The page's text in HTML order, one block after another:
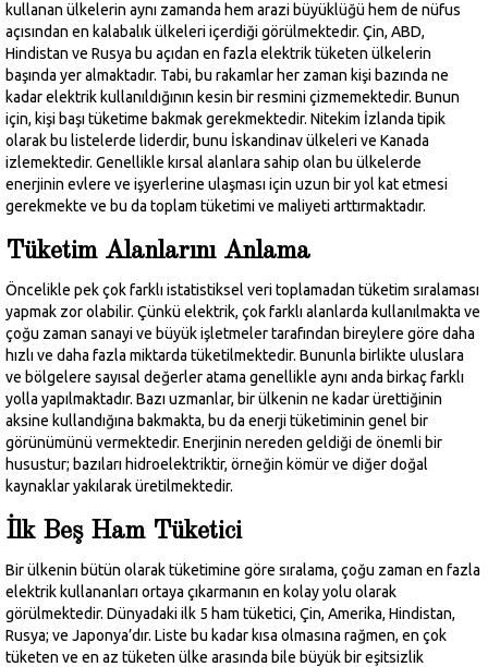
kullanan ülkelerin aynı zamanda hem arazi büyüklüğü hem de nüfus
açısından en kalabalık ülkeleri içerdiği görülmektedir. Çin, ABD,
Hindistan ve Rusya bu açıdan en fazla elektrik tüketen ülkelerin
başında yer almaktadır. Tabi, bu rakamlar her zaman kişi bazında ne
kadar elektrik kullanıldığının kesin bir resmini çizmemektedir. Bunun
için, kişi başı tüketime bakmak gerekmektedir. Nitekim İzlanda tipik
olarak bu listelerde liderdir, bunu İskandinav ülkeleri ve Kanada
izlemektedir. Genellikle kırsal alanlara sahip olan bu ülkelerde
enerjinin evlere ve işyerlerine ulaşması için uzun bir yol kat etmesi
gerekmekte ve bu da toplam tüketimi ve maliyeti arttırmaktadır.
Tüketim Alanlarını Anlama
Öncelikle pek çok farklı istatistiksel veri toplamadan tüketim sıralaması
yapmak zor olabilir. Çünkü elektrik, çok farklı alanlarda kullanılmakta ve
çoğu zaman sanayi ve büyük işletmeler tarafından bireylere göre daha
hızlı ve daha fazla miktarda tüketilmektedir. Bununla birlikte uluslara
ve bölgelere sayısal değerler atama genellikle aynı anda birkaç farklı
yolla yapılmaktadır. Bazı uzmanlar, bir ülkenin ne kadar ürettiğinin
aksine kullandığına bakmakta, bu da enerji tüketiminin genel bir
görünümünü vermektedir. Enerjinin nereden geldiği de önemli bir
husustur; bazıları hidroelektriktir, örneğin kömür ve diğer doğal
kaynaklar yakılarak üretilmektedir.
İlk Beş Ham Tüketici
Bir ülkenin bütün olarak tüketimine göre sıralama, çoğu zaman en fazla
elektrik kullananları ortaya çıkarmanın en kolay yolu olarak
görülmektedir. Dünyadaki ilk 5 ham tüketici, Çin, Amerika, Hindistan,
Rusya; ve Japonya’dır. Liste bu kadar kısa olmasına rağmen, en çok
tüketen ve en az tüketen ülke arasında bile büyük bir eşitsizlik